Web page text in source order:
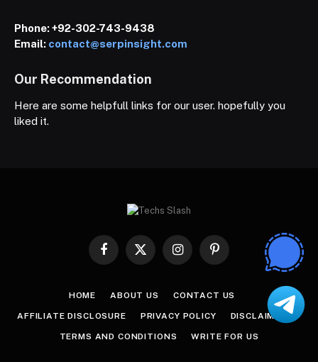
Phone:+92-302-743-9438
Email: contact@serpinsight.com
Our Recommendation
Here are some helpfull links for our user. hopefully you
liked it.
Facebook
X
InstagramPinterest
HOME ABOUT US CONTACT US
AFFILIATE DISCLOSURE PRIVACY POLICY DISCLAIMER
TERMS AND CONDITIONS WRITE FOR US